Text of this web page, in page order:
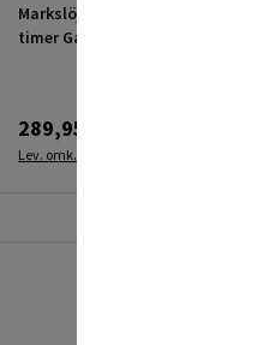
Markslöjd lyssensor og
timer Garden 24
289,95 kr.
Lev. omk. tillægges